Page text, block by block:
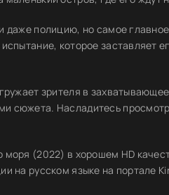
даже полицию, но самое
которое заставляет
зрителя в
сюжета. Насладитесь
(2022) в хорошем HD
на русском языке на портале